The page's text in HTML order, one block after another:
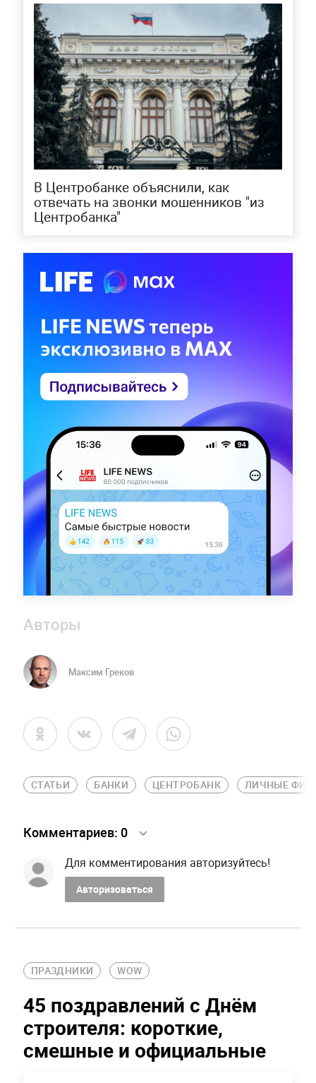
В Центробанке объяснили, как
отвечать на звонки мошенников "из
Центробанка"
Авторы
Максим Греков
СТАТЬИ БАНКИ ЦЕНТРОБАНК ЛИЧНЫЕ
Комментариев: 0
Для комментирования авторизуйтесь!
Авторизоваться
ПРАЗДНИКИ WOW
45 поздравлений с Днём
строителя: короткие,
смешные и официальные